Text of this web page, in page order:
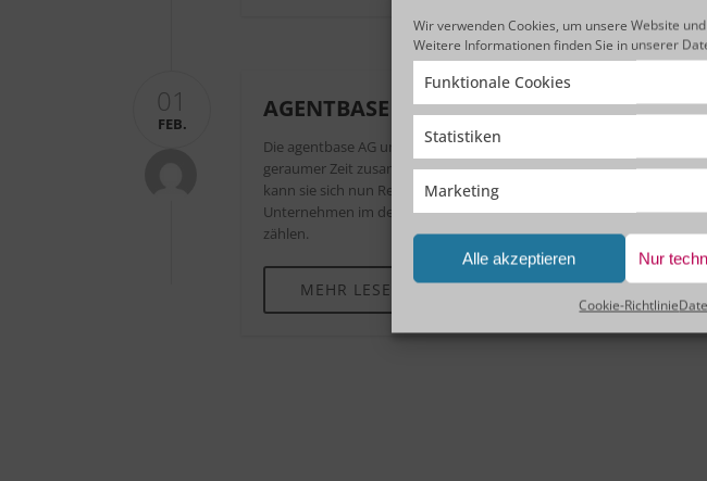
Wir verwenden Cookies, um unsere Website
Weitere Informationen finden Sie in unserer
Funktionale Cookies
Statistiken
Marketing
Alle akzeptieren Nur
Cookie-Richtlinie
01
FEB.
AGENTBASE AG IST NEUER RED HAT
Die agentbase AG und Red Hat, der weltweit führende Anbieter von
geraumer Zeit zusammen. Hatte die agentbase AG zuvor noch den
kann sie sich nun Red Hat Advanced Business Partner nennen.
Unternehmen im deutschsprachigen Raum, wozu neben
zählen.
MEHR LESEN